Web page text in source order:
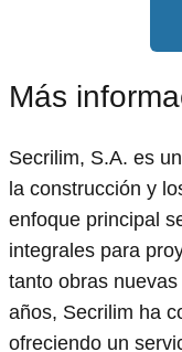
Más
Secrilim, S.A. es
la construcción y
enfoque principal
integrales para
tanto obras
años, Secrilim ha
ofreciendo un